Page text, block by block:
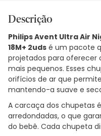
Descrição
Philips Avent Ultra Air
18M+ 2uds é um pacote
projetados para oferecer
mais pequenos. Esses
orifícios de ar que
mantendo-a suave e
A carcaça dos chupetas
arredondadas, o que
do bebê. Cada chupeta